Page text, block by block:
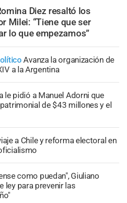
Diez resaltó los
Milei: “Tiene que ser
lo que empezamos”
Avanza la organización de
a la Argentina
le pidió a Manuel Adorni que
de $43 millones y el
a Chile y reforma electoral en
como puedan", Giuliano
ley para prevenir las